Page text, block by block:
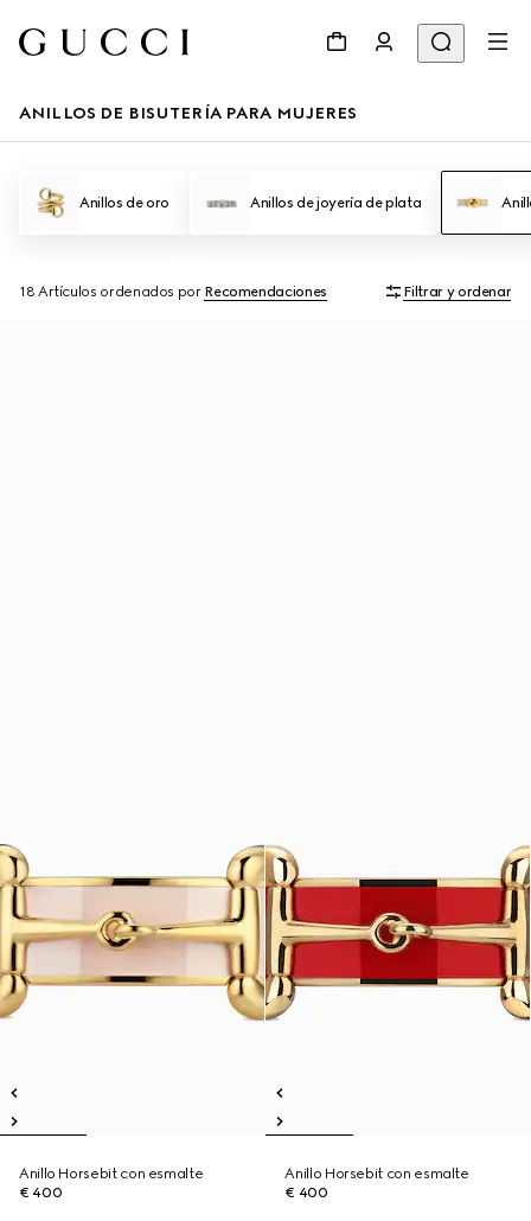
ANILLOS DE BISUTERÍA PARA MUJERES
Anillos de oro Anillos de joyería de plata
18 Artículos ordenados por Recomendaciones Filtrar y ordenar
Anillo Horsebit con esmalte
€ 400
Anillo Horsebit con esmalte
€ 400